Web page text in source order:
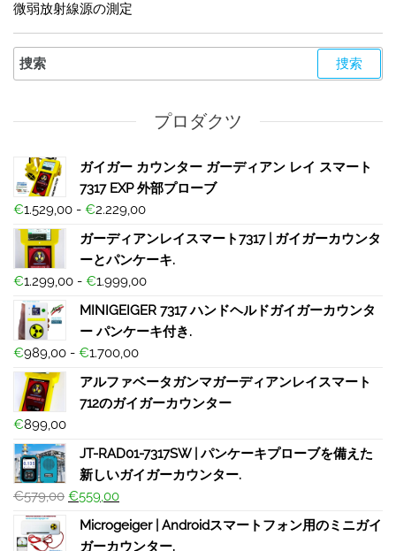
微弱放射線源の測定
プロダクツ
ガイガー カウンター ガーディアン レイ スマート
7317 EXP 外部プローブ
€1.529,00 - €2.229,00
ガーディアンレイスマート7317 | ガイガーカウンタ
ーとパンケーキ.
€1.299,00 - €1.999,00
MINIGEIGER 7317 ハンドヘルドガイガーカウンタ
ー パンケーキ付き.
€989,00 - €1.700,00
アルファベータガンマガーディアンレイスマート
712のガイガーカウンター
€899,00
JT-RAD01-7317SW | パンケーキプローブを備えた
新しいガイガーカウンター.
€579,00 €559,00
Microgeiger | Androidスマートフォン用のミニガイ
ガーカウンター.